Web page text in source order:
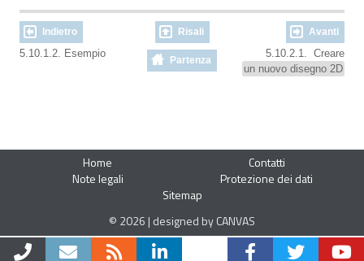
Indietro Risali Avanti
5.10.1.2. Esempio
Partenza
5.10.2.1. Creare
un nuovo disegno 2D
Home
Contatti
Note legali
Protezione dei dati
Sitemap
© 2026 | designed by CANVAS